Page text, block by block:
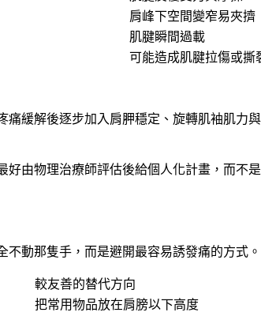
肩峰下空間變窄易夾擠
肌腱瞬間過載
可能造成肌腱拉傷或撕
緩解後逐步加入肩胛穩定、旋轉肌袖肌力
由物理治療師評估後給個人化計畫，而不
動那隻手，而是避開最容易誘發痛的方式。
較友善的替代方向
把常用物品放在肩膀以下高度